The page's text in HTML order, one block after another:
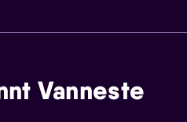
Vanneste